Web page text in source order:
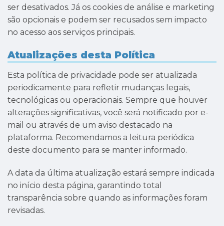
ser desativados. Já os cookies de análise e marketing
são opcionais e podem ser recusados sem impacto
no acesso aos serviços principais.
Atualizações desta Política
Esta política de privacidade pode ser atualizada
periodicamente para refletir mudanças legais,
tecnológicas ou operacionais. Sempre que houver
alterações significativas, você será notificado por e-
mail ou através de um aviso destacado na
plataforma. Recomendamos a leitura periódica
deste documento para se manter informado.
A data da última atualização estará sempre indicada
no início desta página, garantindo total
transparência sobre quando as informações foram
revisadas.